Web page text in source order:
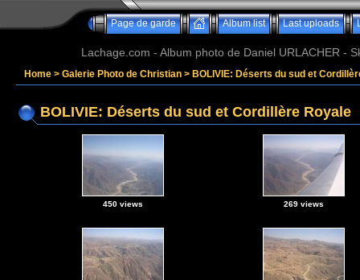
Page de garde Album list Last uploads
Lachage.com - Album photo de Daniel URLACHER -
Home > Galerie Photo de Christian > BOLIVIE: Déserts du sud et
BOLIVIE: Déserts du sud et Cordillère Royale
450 views 269 views